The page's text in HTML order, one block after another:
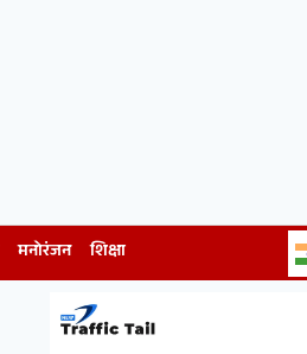
मनोरंजन शिक्षा